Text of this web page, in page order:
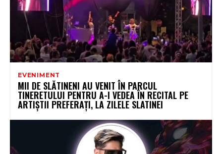
EVENIMENT
MII DE SLĂTINENI AU VENIT ÎN PARCUL
TINERETULUI PENTRU A-I VEDEA ÎN RECITAL PE
ARTIȘTII PREFERAȚI, LA ZILELE SLATINEI